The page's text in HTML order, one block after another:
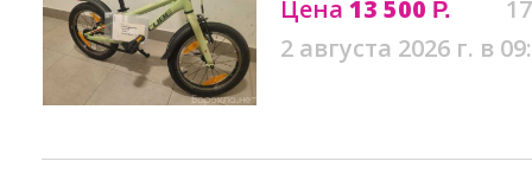
Цена 13 500 Р.
2 августа 2026 г. в